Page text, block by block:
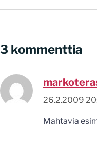
3 kommenttia
26.2.2009
Mahtavia